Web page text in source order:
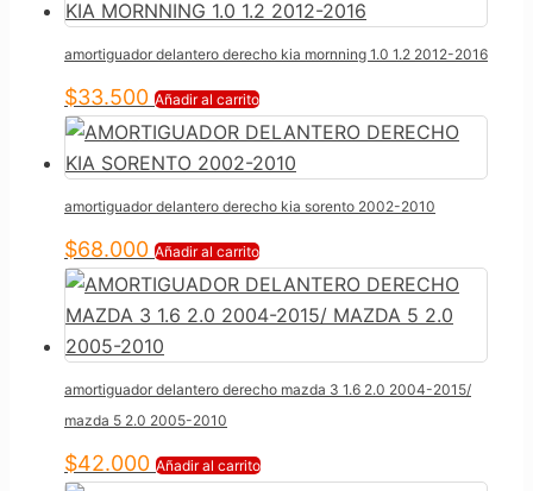
amortiguador delantero derecho kia mornning 1.0 1.2 2012-2016
$33.500 Añadir al carrito
amortiguador delantero derecho kia sorento 2002-2010
$68.000 Añadir al carrito
amortiguador delantero derecho mazda 3 1.6 2.0 2004-2015/
mazda 5 2.0 2005-2010
$42.000 Añadir al carrito